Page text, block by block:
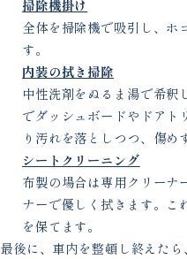
掃除機掛け
全体を掃除機で吸引し、ホ
す。
内装の拭き掃除
中性洗剤をぬるま湯で希釈
でダッシュボードやドアト
り汚れを落としつつ、傷め
シートクリーニング
布製の場合は専用クリーナ
ナーで優しく拭きます。こ
を保てます。
最後に、車内を整頓し終えた